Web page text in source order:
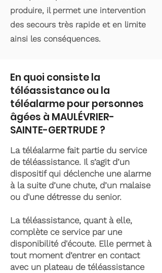
produire, il permet une intervention
des secours très rapide et en limite
ainsi les conséquences.
En quoi consiste la
téléassistance ou la
téléalarme pour personnes
âgées à MAULÉVRIER-
SAINTE-GERTRUDE ?
La téléalarme fait partie du service
de téléassistance. Il s’agit d’un
dispositif qui déclenche une alarme
à la suite d’une chute, d’un malaise
ou d'une détresse du senior.
La téléassistance, quant à elle,
complète ce service par une
disponibilité d'écoute. Elle permet à
tout moment d’entrer en contact
avec un plateau de téléassistance